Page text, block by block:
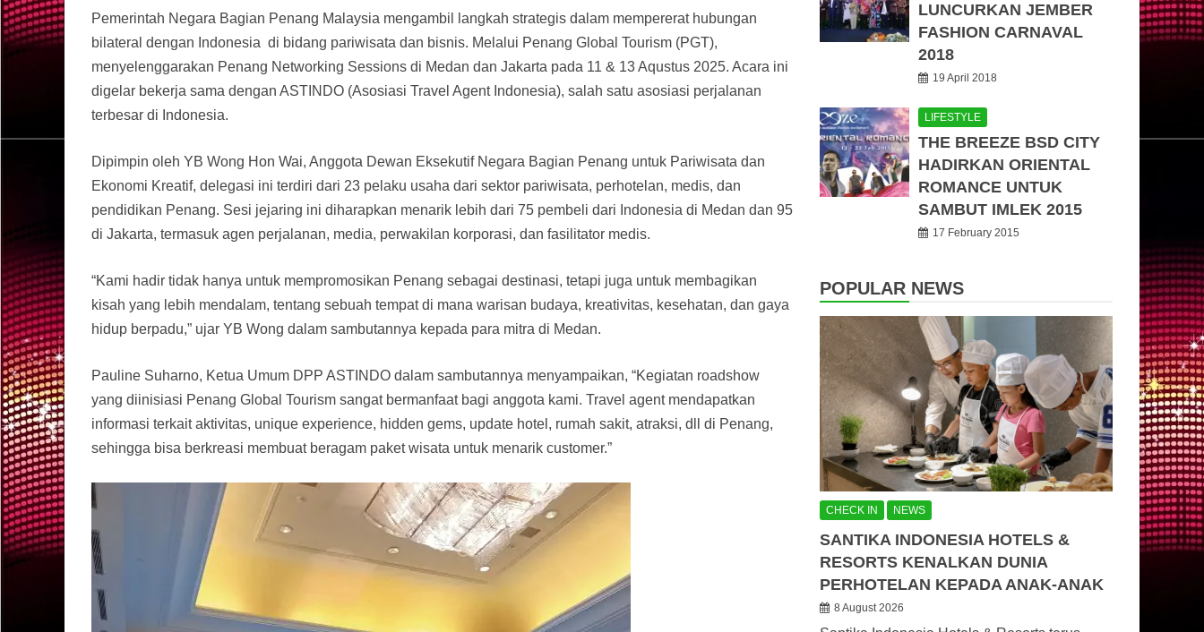
Pemerintah Negara Bagian Penang Malaysia mengambil langkah strategis dalam mempererat hubungan
bilateral dengan Indonesia di bidang pariwisata dan bisnis. Melalui Penang Global Tourism (PGT),
menyelenggarakan Penang Networking Sessions di Medan dan Jakarta pada 11 & 13 Aqustus 2025. Acara ini
digelar bekerja sama dengan ASTINDO (Asosiasi Travel Agent Indonesia), salah satu asosiasi perjalanan
terbesar di Indonesia.
Dipimpin oleh YB Wong Hon Wai, Anggota Dewan Eksekutif Negara Bagian Penang untuk Pariwisata dan
Ekonomi Kreatif, delegasi ini terdiri dari 23 pelaku usaha dari sektor pariwisata, perhotelan, medis, dan
pendidikan Penang. Sesi jejaring ini diharapkan menarik lebih dari 75 pembeli dari Indonesia di Medan dan 95
di Jakarta, termasuk agen perjalanan, media, perwakilan korporasi, dan fasilitator medis.
“Kami hadir tidak hanya untuk mempromosikan Penang sebagai destinasi, tetapi juga untuk membagikan
kisah yang lebih mendalam, tentang sebuah tempat di mana warisan budaya, kreativitas, kesehatan, dan gaya
hidup berpadu,” ujar YB Wong dalam sambutannya kepada para mitra di Medan.
Pauline Suharno, Ketua Umum DPP ASTINDO dalam sambutannya menyampaikan, “Kegiatan roadshow
yang diinisiasi Penang Global Tourism sangat bermanfaat bagi anggota kami. Travel agent mendapatkan
informasi terkait aktivitas, unique experience, hidden gems, update hotel, rumah sakit, atraksi, dll di Penang,
sehingga bisa berkreasi membuat beragam paket wisata untuk menarik customer.”
LUNCURKAN JEMBER
FASHION CARNAVAL
2018
19 April 2018
LIFESTYLE
THE BREEZE BSD CITY
HADIRKAN ORIENTAL
ROMANCE UNTUK
SAMBUT IMLEK 2015
17 February 2015
POPULAR NEWS
CHECK IN NEWS
SANTIKA INDONESIA HOTELS &
RESORTS KENALKAN DUNIA
PERHOTELAN KEPADA ANAK-ANAK
8 August 2026